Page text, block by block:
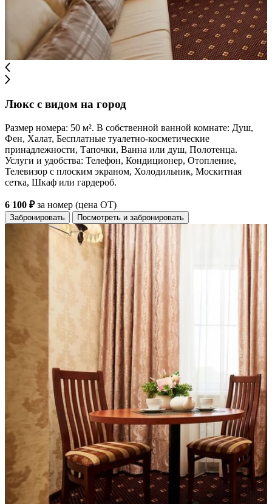
Люкс с видом на город
Размер номера: 50 м². В собственной ванной комнате: Душ,
Фен, Халат, Бесплатные туалетно-косметические
принадлежности, Тапочки, Ванна или душ, Полотенца.
Услуги и удобства: Телефон, Кондиционер, Отопление,
Телевизор с плоским экраном, Холодильник, Москитная
сетка, Шкаф или гардероб.
6 100 ₽за номер (цена ОТ)
Забронировать Посмотреть и забронировать